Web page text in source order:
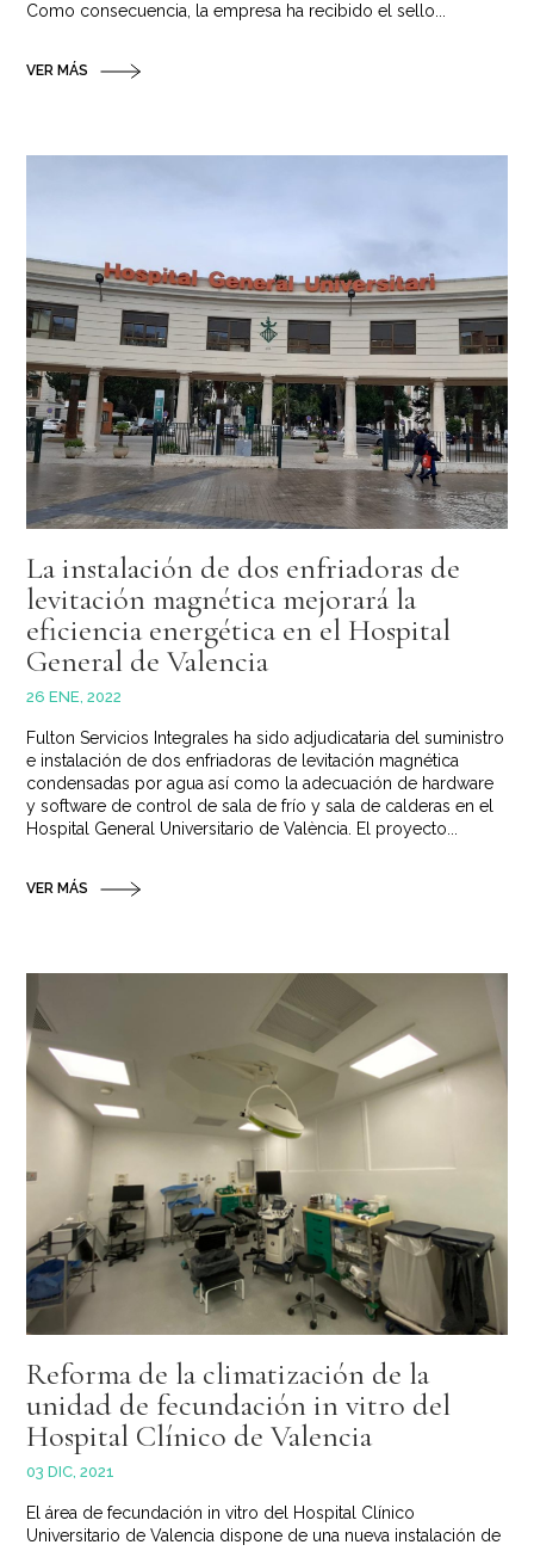
Como consecuencia, la empresa ha recibido el sello...
VER MÁS
La instalación de dos enfriadoras de
levitación magnética mejorará la
eficiencia energética en el Hospital
General de Valencia
26 ENE, 2022
Fulton Servicios Integrales ha sido adjudicataria del suministro
e instalación de dos enfriadoras de levitación magnética
condensadas por agua así como la adecuación de hardware
y software de control de sala de frío y sala de calderas en el
Hospital General Universitario de València. El proyecto...
VER MÁS
Reforma de la climatización de la
unidad de fecundación in vitro del
Hospital Clínico de Valencia
03 DIC, 2021
El área de fecundación in vitro del Hospital Clínico
Universitario de Valencia dispone de una nueva instalación de